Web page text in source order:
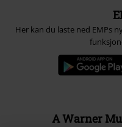
Her kan du laste ned EMPs
A Warner